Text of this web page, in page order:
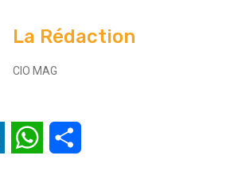
La Rédaction
CIO MAG
LinkedIn WhatsApp